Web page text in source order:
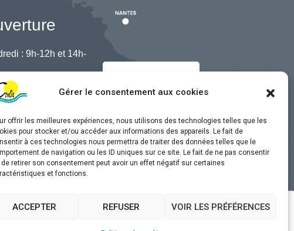
Gérer le consentement aux cookies
offrir les meilleures expériences, nous utilisons des technologies telles que les
pour stocker et/ou accéder aux informations des appareils. Le fait de
à ces technologies nous permettra de traiter des données telles que le
de navigation ou les ID uniques sur ce site. Le fait de ne pas consentir
de retirer son consentement peut avoir un effet négatif sur certaines
et fonctions.
ACCEPTER REFUSER VOIR LES PRÉFÉRENCES
: 9h-12h et 14h-
Accessibilité Plan du site